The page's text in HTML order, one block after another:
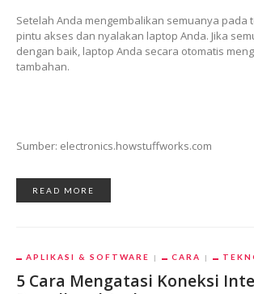
Setelah Anda mengembalikan semuanya pada
pintu akses dan nyalakan laptop Anda. Jika
dengan baik, laptop Anda secara otomatis
tambahan.
Sumber: electronics.howstuffworks.com
READ MORE
APLIKASI & SOFTWARE CARA
5 Cara Mengatasi Koneksi